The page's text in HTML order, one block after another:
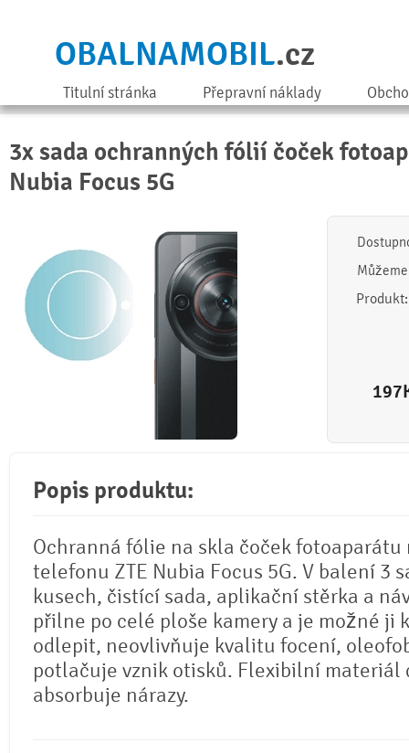
OBALNAMOBIL.cz
Titulní stránka Přepravní náklady
3x sada ochranných fólií čoček
Nubia Focus 5G
197
Popis produktu:
Ochranná fólie na skla čoček
telefonu ZTE Nubia Focus 5G. V balení 3
kusech, čistící sada, aplikační stěrka a
přilne po celé ploše kamery a je možné ji
odlepit, neovlivňuje kvalitu focení,
potlačuje vznik otisků. Flexibilní materiál
absorbuje nárazy.